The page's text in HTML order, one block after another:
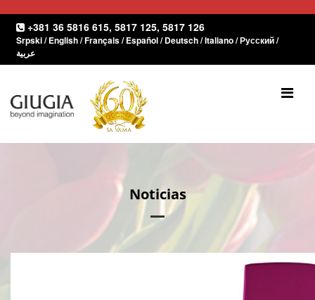
+381 36 5816 615, 5817 125, 5817 126
Srpski/English/Français/Español/Deutsch/Italiano/Русский/
عربية
Puertas
Noticias